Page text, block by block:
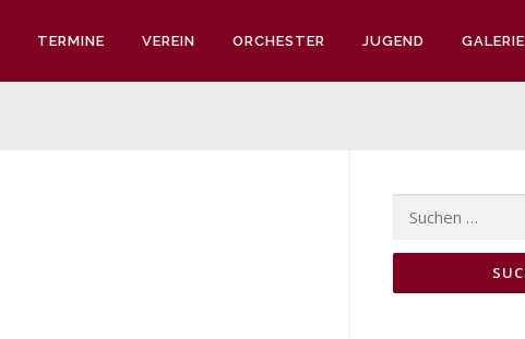
TERMINE VEREIN ORCHESTER JUGEND GALERIE
nach: